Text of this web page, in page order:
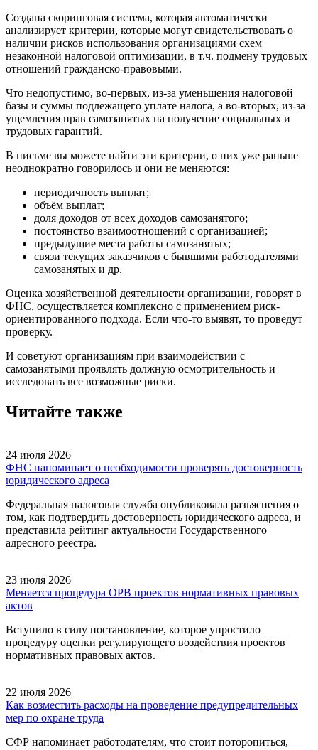
Создана скоринговая система, которая автоматически
анализирует критерии, которые могут свидетельствовать о
наличии рисков использования организациями схем
незаконной налоговой оптимизации, в т.ч. подмену трудовых
отношений гражданско-правовыми.
Что недопустимо, во-первых, из-за уменьшения налоговой
базы и суммы подлежащего уплате налога, а во-вторых, из-за
ущемления прав самозанятых на получение социальных и
трудовых гарантий.
В письме вы можете найти эти критерии, о них уже раньше
неоднократно говорилось и они не меняются:
периодичность выплат;
объём выплат;
доля доходов от всех доходов самозанятого;
постоянство взаимоотношений с организацией;
предыдущие места работы самозанятых;
связи текущих заказчиков с бывшими работодателями
самозанятых и др.
Оценка хозяйственной деятельности организации, говорят в
ФНС, осуществляется комплексно с применением риск-
ориентированного подхода. Если что-то выявят, то проведут
проверку.
И советуют организациям при взаимодействии с
самозанятыми проявлять должную осмотрительность и
исследовать все возможные риски.
Читайте также
24 июля 2026
ФНС напоминает о необходимости проверять достоверность
юридического адреса
Федеральная налоговая служба опубликовала разъяснения о
том, как подтвердить достоверность юридического адреса, и
представила рейтинг актуальности Государственного
адресного реестра.
23 июля 2026
Меняется процедура ОРВ проектов нормативных правовых
актов
Вступило в силу постановление, которое упростило
процедуру оценки регулирующего воздействия проектов
нормативных правовых актов.
22 июля 2026
Как возместить расходы на проведение предупредительных
мер по охране труда
СФР напоминает работодателям, что стоит поторопиться,